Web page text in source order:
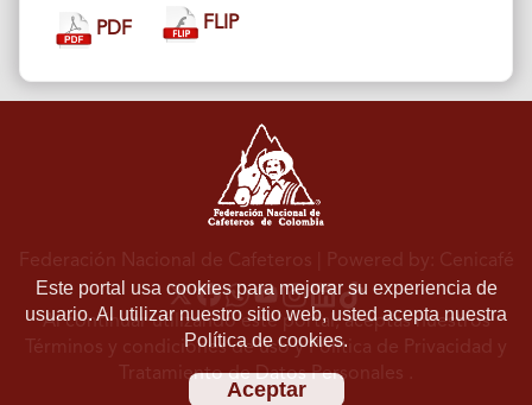
PDF FLIP
Este portal usa cookies para mejorar su experiencia de
usuario. Al utilizar nuestro sitio web, usted acepta nuestra
Política de cookies.
Aceptar
Federación Nacional de Cafeteros | Powered by: Cenicafé
Al continuar utilizando este portal, aceptas nuestros
Términos y condiciones de usoyPolítica de Privacidad y
Tratamiento de Datos Personales